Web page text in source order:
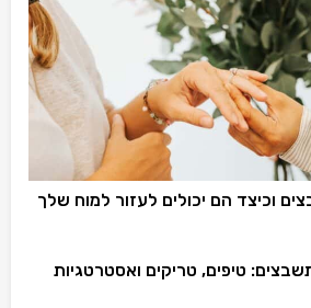
וכיצד הם יכולים לעזור למוח שלך
טיפים, טריקים ואסטרטגיות